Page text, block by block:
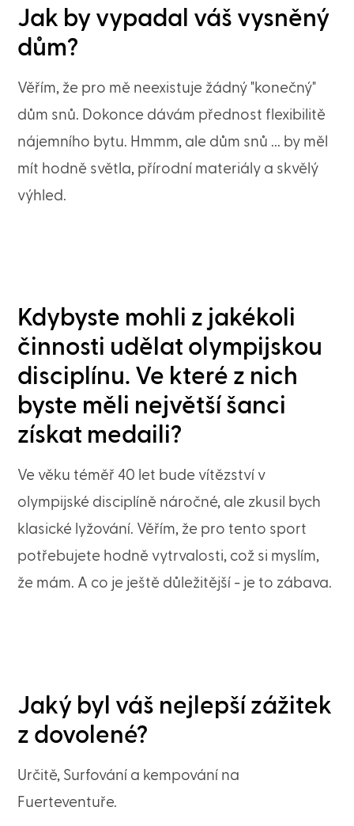
Jak by vypadal váš vysněný
dům?
Věřím, že pro mě neexistuje žádný "konečný"
dům snů. Dokonce dávám přednost flexibilitě
nájemního bytu. Hmmm, ale dům snů ... by měl
mít hodně světla, přírodní materiály a skvělý
výhled.
Kdybyste mohli z jakékoli
činnosti udělat olympijskou
disciplínu. Ve které z nich
byste měli největší šanci
získat medaili?
Ve věku téměř 40 let bude vítězství v
olympijské disciplíně náročné, ale zkusil bych
klasické lyžování. Věřím, že pro tento sport
potřebujete hodně vytrvalosti, což si myslím,
že mám. A co je ještě důležitější - je to zábava.
Jaký byl váš nejlepší zážitek
z dovolené?
Určitě, Surfování a kempování na
Fuerteventuře.